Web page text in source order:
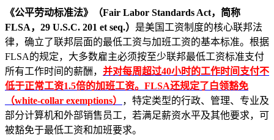
《公平劳动标准法》（Fair Labor Standards Act，简称
FLSA，29 U.S.C. 201 et seq.） 是美国工资制度的核心联邦法
律，确立了联邦层面的最低工资与加班工资的基本标准。根据
FLSA的规定，大多数雇主必须按至少联邦最低工资标准支付
所有工作时间的薪酬， 并对每周超过40小时的工作时间支付不
低于正常工资1.5倍的加班工资。FLSA还规定了白领豁免
（white-collar exemptions）
，特定类型的行政、管理、专业及
部分计算机和外部销售员工，若满足薪资水平及其他要求，可
被豁免于最低工资和加班要求。